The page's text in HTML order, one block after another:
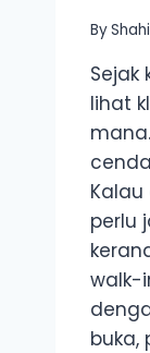
By
Sejak
lihat
Kalau
perlu
walk-
buka,